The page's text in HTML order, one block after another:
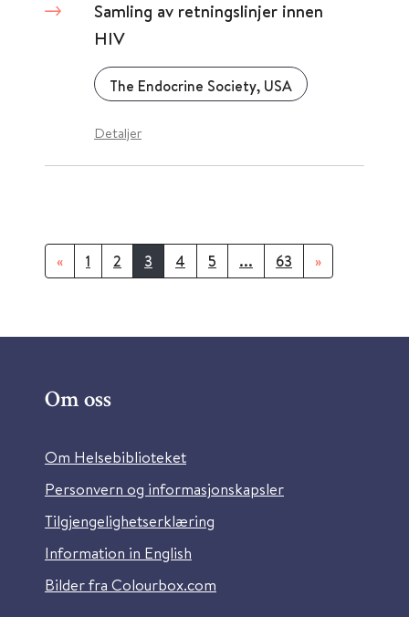
Samling av retningslinjer innen
HIV
The Endocrine Society, USA
Detaljer
« 1 2 3 4 5 ... 63 »
Om oss
Om Helsebiblioteket
Personvern og informasjonskapsler
Tilgjengelighetserklæring
Information in English
Bilder fra Colourbox.com